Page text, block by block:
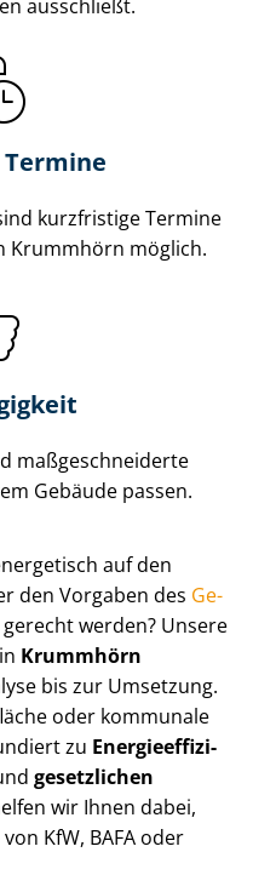
ausschließt.
kurzfristige Termine
Krummhörn möglich.
maß­ge­schnei­der­te
Gebäude passen.
auf den
den Vorgaben des Ge­
gerecht werden? Unsere
Krummhörn
bis zur Umsetzung.
oder kommunale
zu En­er­gie­ef­fi­zi­
gesetzlichen
wir Ihnen dabei,
KfW, BAFA oder